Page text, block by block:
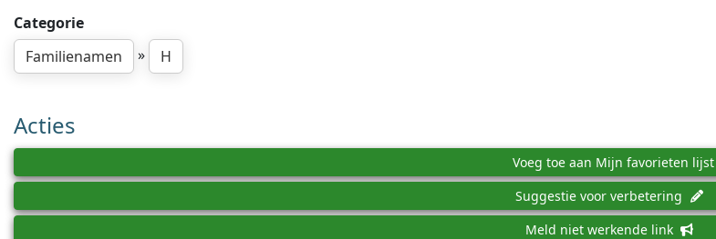
Categorie
Familienamen
» H
Acties
Voeg toe aan Mijn favorieten lijst
Suggestie voor verbetering
Meld niet werkende link